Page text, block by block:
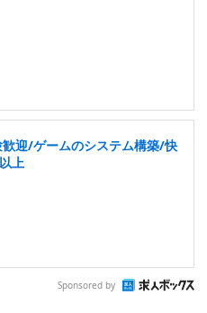
迎/ゲームのシステム構築/快
上
Sponsored by